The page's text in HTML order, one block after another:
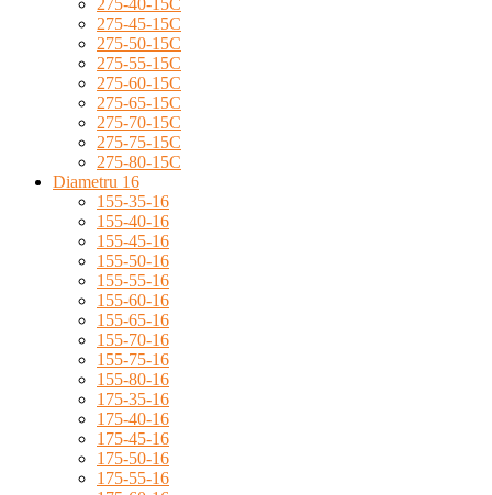
275-40-15C
275-45-15C
275-50-15C
275-55-15C
275-60-15C
275-65-15C
275-70-15C
275-75-15C
275-80-15C
Diametru 16
155-35-16
155-40-16
155-45-16
155-50-16
155-55-16
155-60-16
155-65-16
155-70-16
155-75-16
155-80-16
175-35-16
175-40-16
175-45-16
175-50-16
175-55-16